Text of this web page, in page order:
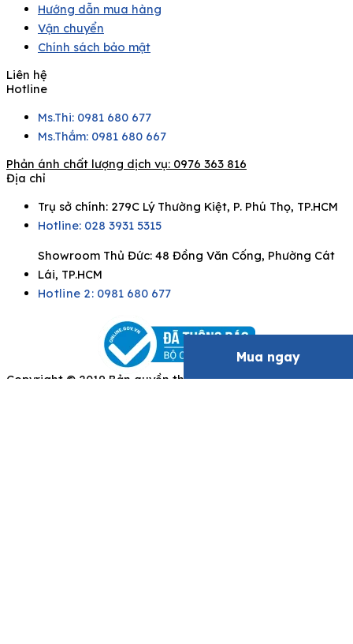
Mua ngay
Hướng dẫn mua hàng
Vận chuyển
Chính sách bảo mật
Liên hệ
Hotline
Ms.Thi: 0981 680 677
Ms.Thắm: 0981 680 667
Phản ánh chất lượng dịch vụ: 0976 363 816
Địa chỉ
Trụ sở chính: 279C Lý Thường Kiệt, P. Phú Thọ, TP.HCM
Hotline: 028 3931 5315
Showroom Thủ Đức: 48 Đồng Văn Cống, Phường Cát
Lái, TP.HCM
Hotline 2: 0981 680 677
Copyright © 2019 Bản quyền thuộc về Saigondepot